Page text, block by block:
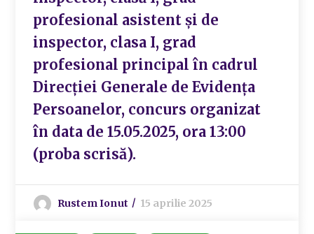
profesional asistent și de
inspector, clasa I, grad
profesional principal în cadrul
Direcției Generale de Evidența
Persoanelor, concurs organizat
în data de 15.05.2025, ora 13:00
(proba scrisă).
Rustem Ionut 15 aprilie 2025